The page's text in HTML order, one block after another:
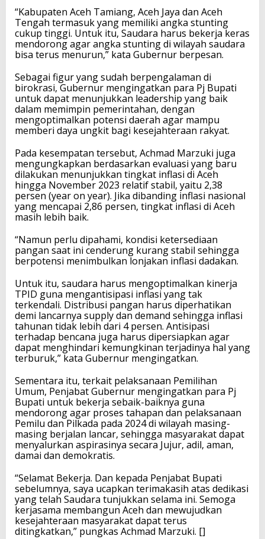
“Kabupaten Aceh Tamiang, Aceh Jaya dan Aceh
Tengah termasuk yang memiliki angka stunting
cukup tinggi. Untuk itu, Saudara harus bekerja keras
mendorong agar angka stunting di wilayah saudara
bisa terus menurun,” kata Gubernur berpesan.
Sebagai figur yang sudah berpengalaman di
birokrasi, Gubernur mengingatkan para Pj Bupati
untuk dapat menunjukkan leadership yang baik
dalam memimpin pemerintahan, dengan
mengoptimalkan potensi daerah agar mampu
memberi daya ungkit bagi kesejahteraan rakyat.
Pada kesempatan tersebut, Achmad Marzuki juga
mengungkapkan berdasarkan evaluasi yang baru
dilakukan menunjukkan tingkat inflasi di Aceh
hingga November 2023 relatif stabil, yaitu 2,38
persen (year on year). Jika dibanding inflasi nasional
yang mencapai 2,86 persen, tingkat inflasi di Aceh
masih lebih baik.
“Namun perlu dipahami, kondisi ketersediaan
pangan saat ini cenderung kurang stabil sehingga
berpotensi menimbulkan lonjakan inflasi dadakan.
Untuk itu, saudara harus mengoptimalkan kinerja
TPID guna mengantisipasi inflasi yang tak
terkendali. Distribusi pangan harus diperhatikan
demi lancarnya supply dan demand sehingga inflasi
tahunan tidak lebih dari 4 persen. Antisipasi
terhadap bencana juga harus dipersiapkan agar
dapat menghindari kemungkinan terjadinya hal yang
terburuk,” kata Gubernur mengingatkan.
Sementara itu, terkait pelaksanaan Pemilihan
Umum, Penjabat Gubernur mengingatkan para Pj
Bupati untuk bekerja sebaik-baiknya guna
mendorong agar proses tahapan dan pelaksanaan
Pemilu dan Pilkada pada 2024 di wilayah masing-
masing berjalan lancar, sehingga masyarakat dapat
menyalurkan aspirasinya secara Jujur, adil, aman,
damai dan demokratis.
“Selamat Bekerja. Dan kepada Penjabat Bupati
sebelumnya, saya ucapkan terimakasih atas dedikasi
yang telah Saudara tunjukkan selama ini. Semoga
kerjasama membangun Aceh dan mewujudkan
kesejahteraan masyarakat dapat terus
ditingkatkan,” pungkas Achmad Marzuki. []